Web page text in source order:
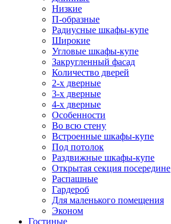
Низкие
П-образные
Радиусные шкафы-купе
Широкие
Угловые шкафы-купе
Закругленный фасад
Количество дверей
2-х дверные
3-х дверные
4-х дверные
Особенности
Во всю стену
Встроенные шкафы-купе
Под потолок
Раздвижные шкафы-купе
Открытая секция посередине
Распашные
Гардероб
Для маленького помещения
Эконом
Гостиные